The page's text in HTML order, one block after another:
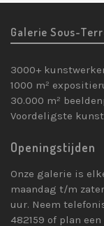
Galerie Sous-
3000+
1000 m²
30.000 m²
Voordeligste
Openingstijden
Onze galerie is
maandag t/m
uur. Neem
482159 of plan